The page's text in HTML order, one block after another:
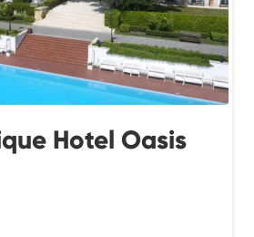
Hotel Oasis